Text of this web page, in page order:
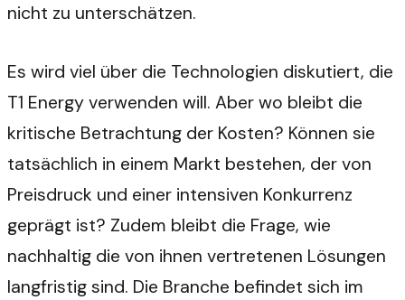
nicht zu unterschätzen.
Es wird viel über die Technologien diskutiert, die
T1 Energy verwenden will. Aber wo bleibt die
kritische Betrachtung der Kosten? Können sie
tatsächlich in einem Markt bestehen, der von
Preisdruck und einer intensiven Konkurrenz
geprägt ist? Zudem bleibt die Frage, wie
nachhaltig die von ihnen vertretenen Lösungen
langfristig sind. Die Branche befindet sich im